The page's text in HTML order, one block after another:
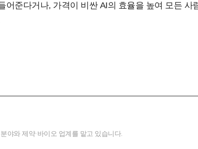
어준다거나, 가격이 비싼 AI의 효율을 높여 모든 사
야와 제약·바이오 업계를 맡고 있습니다.